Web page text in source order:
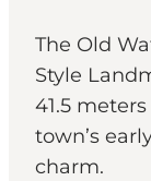
The Old
Style
41.5
town’s
charm.